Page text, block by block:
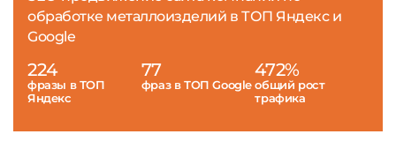
обработке металлоизделий в ТОП Яндекс и
Google
224
фразы в ТОП
Яндекс
77
фраз в ТОП Google
472%
общий рост
трафика